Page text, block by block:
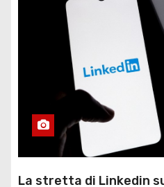
La stretta di Linkedin